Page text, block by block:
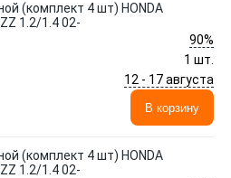
(комплект 4 шт) HONDA
1.2/1.4 02-
90%
1 шт.
12 - 17 августа
В корзину
(комплект 4 шт) HONDA
1.2/1.4 02-